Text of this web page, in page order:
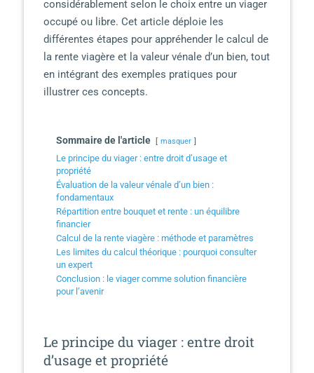
considérablement selon le choix entre un viager
occupé ou libre. Cet article déploie les
différentes étapes pour appréhender le calcul de
la rente viagère et la valeur vénale d’un bien, tout
en intégrant des exemples pratiques pour
illustrer ces concepts.
Sommaire de l'article masquer
Le principe du viager : entre droit d’usage et
propriété
Évaluation de la valeur vénale d’un bien :
fondamentaux
Répartition entre bouquet et rente : un équilibre
financier
Calcul de la rente viagère : méthode et paramètres
Les limites du calcul théorique : pourquoi consulter
un expert
Conclusion : le viager comme solution financière
pour l’avenir
Le principe du viager : entre droit
d’usage et propriété